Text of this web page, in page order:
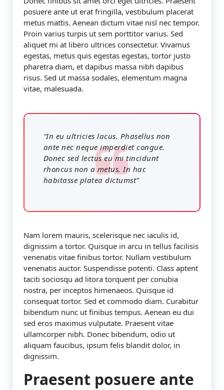
posuere ante ut erat fringilla, vestibulum placerat
metus mattis. Aenean dictum vitae nisl nec tempor.
Proin varius turpis ut sem porttitor varius. Sed
aliquet mi at libero ultrices consectetur. Vivamus
egestas, metus quis egestas egestas, tortor justo
pharetra diam, et dapibus massa nibh dapibus
risus. Sed ut massa sodales, elementum magna
vitae, malesuada.
“In eu ultricies lacus. Phasellus non
ante nec neque imperdiet congue.
Donec sed lectus eu mi tincidunt
rhoncus non a metus. In hac
habitasse platea dictumst”
Nam lorem mauris, scelerisque nec iaculis id,
dignissim a tortor. Quisque in arcu in tellus facilisis
venenatis vitae finibus tortor. Nullam vestibulum
venenatis auctor. Suspendisse potenti. Class aptent
taciti sociosqu ad litora torquent per conubia
nostra, per inceptos himenaeos. Quisque id
consequat tortor. Sed et commodo diam. Curabitur
bibendum nunc ut finibus tempus. Aenean eu dui
sed eros maximus vulputate. Praesent vitae
ullamcorper nibh. Donec bibendum, odio ut
aliquam faucibus, ipsum felis blandit dolor, in
dignissim.
Praesent posuere ante